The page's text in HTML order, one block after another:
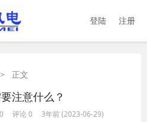
登陆 注册
> 正文
注意什么？
评论 0 3年前 (2023-06-29)